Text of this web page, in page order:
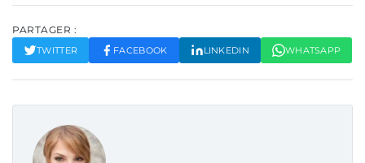
PARTAGER :
TWITTER FACEBOOK LINKEDIN WHATSAPP